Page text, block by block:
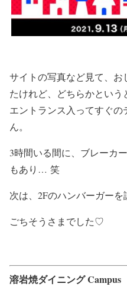
サイトの写真など見て、
たけれど、どちらかという
エントランス入ってすぐ
ん。
3時間いる間に、ブレーカ
もあり… 笑
次は、2Fのハンバーガーを
ごちそうさまでした♡
溶岩焼ダイニング Campus